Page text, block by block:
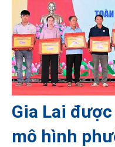
Gia Lai
mô hình